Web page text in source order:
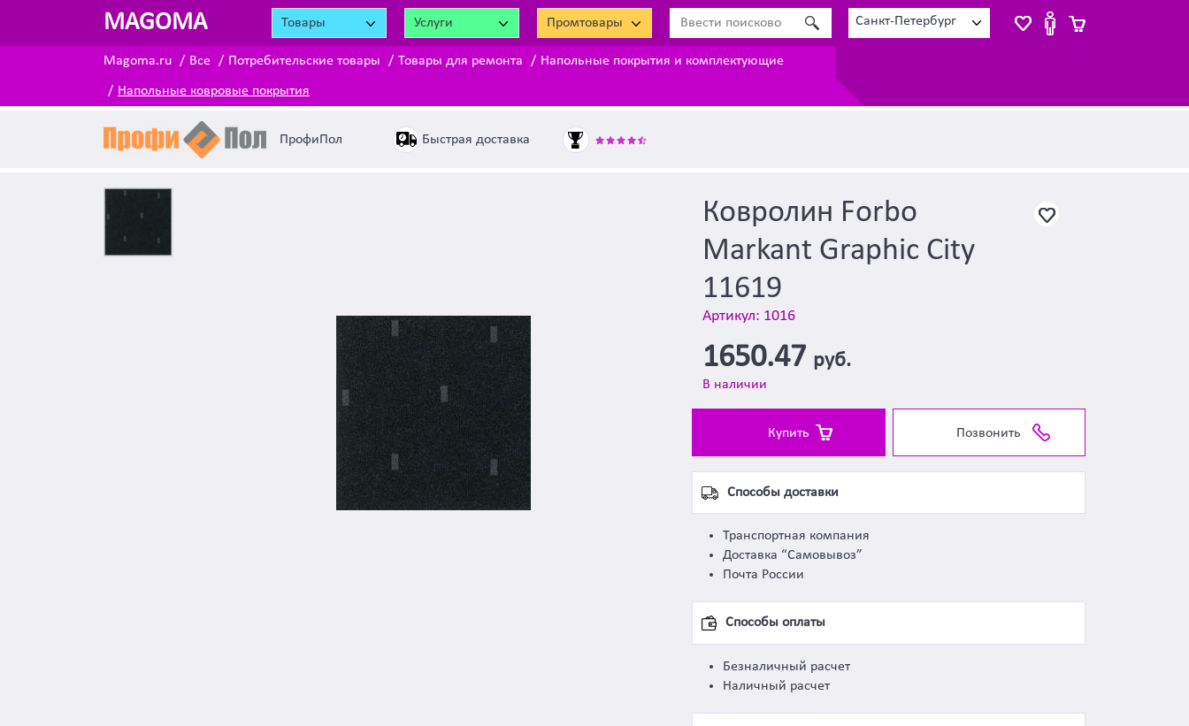
MAGOMA Товары Услуги Промтовары Санкт-Петербург
Magoma.ru Все Потребительские товары Товары для ремонта Напольные покрытия и комплектующие
Напольные ковровые покрытия
ПрофиПол Быстрая доставка
Ковролин Forbo
Markant Graphic City
11619
Артикул: 1016
1650.47 руб.
В наличии
Купить Позвонить
Способы доставки
Транспортная компания
Доставка “Самовывоз”
Почта России
Способы оплаты
Безналичный расчет
Наличный расчет